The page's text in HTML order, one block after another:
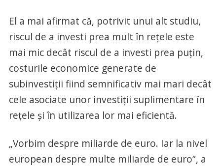
El a mai afirmat că, potrivit unui alt studiu,
riscul de a investi prea mult în reţele este
mai mic decât riscul de a investi prea puţin,
costurile economice generate de
subinvestiţii fiind semnificativ mai mari decât
cele asociate unor investiţii suplimentare în
reţele şi în utilizarea lor mai eficientă.
„Vorbim despre miliarde de euro. Iar la nivel
european despre multe miliarde de euro”, a